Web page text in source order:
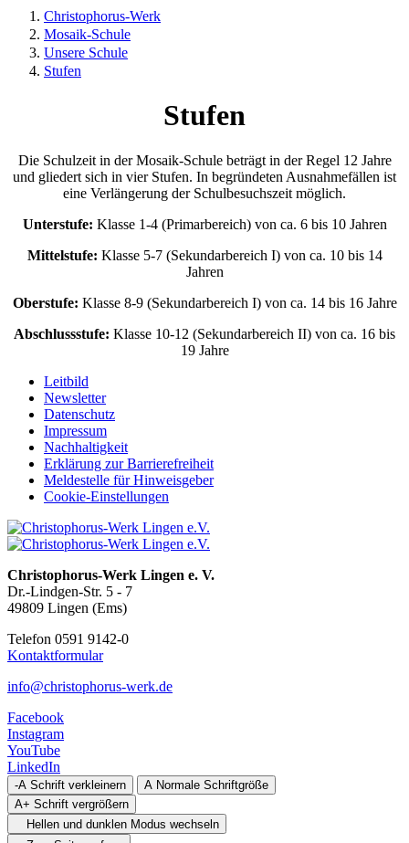
Christophorus-Werk
Mosaik-Schule
Unsere Schule
Stufen
Stufen
Die Schulzeit in der Mosaik-Schule beträgt in der Regel 12 Jahre
und gliedert sich in vier Stufen. In begründeten Ausnahmefällen ist
eine Verlängerung der Schulbesuchszeit möglich.
Unterstufe: Klasse 1-4 (Primarbereich) von ca. 6 bis 10 Jahren
Mittelstufe: Klasse 5-7 (Sekundarbereich I) von ca. 10 bis 14
Jahren
Oberstufe: Klasse 8-9 (Sekundarbereich I) von ca. 14 bis 16 Jahre
Abschlussstufe: Klasse 10-12 (Sekundarbereich II) von ca. 16 bis
19 Jahre
Leitbild
Newsletter
Datenschutz
Impressum
Nachhaltigkeit
Erklärung zur Barrierefreiheit
Meldestelle für Hinweisgeber
Cookie-Einstellungen
Christophorus-Werk Lingen e. V.
Dr.-Lindgen-Str. 5 - 7
49809 Lingen (Ems)
Telefon 0591 9142-0
Kontaktformular
info@christophorus-werk.de
Facebook
Instagram
YouTube
LinkedIn
-A Schrift verkleinern A Normale Schriftgröße
A+ Schrift vergrößern
Hellen und dunklen Modus wechseln